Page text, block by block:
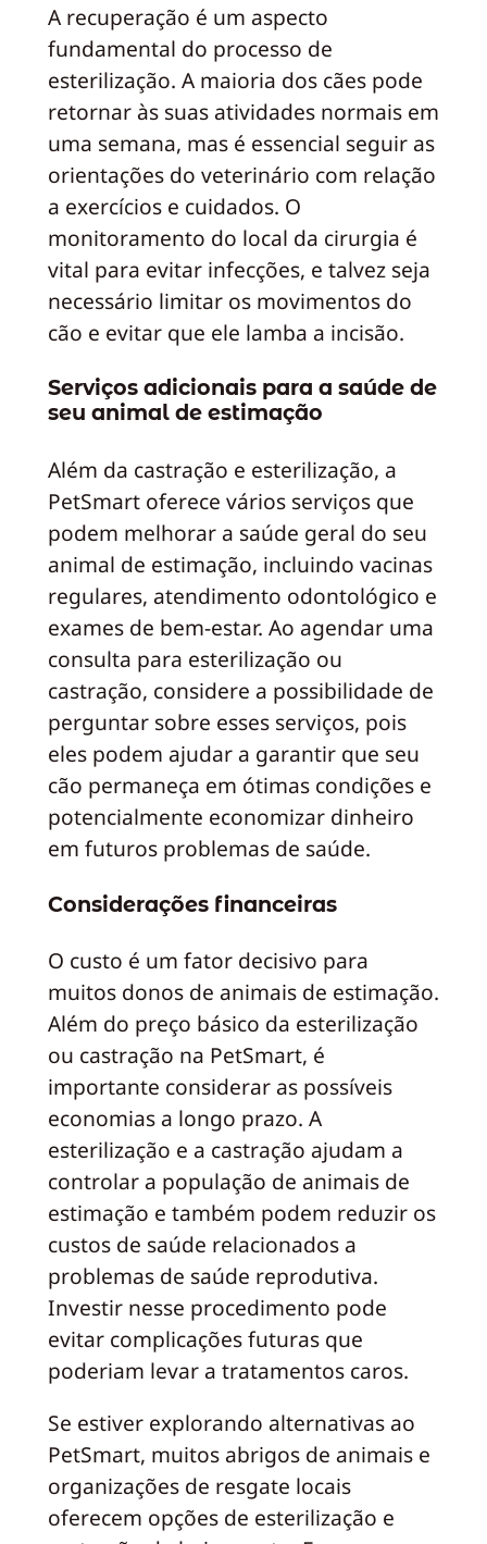
A recuperação é um aspecto
fundamental do processo de
esterilização. A maioria dos cães pode
retornar às suas atividades normais em
uma semana, mas é essencial seguir as
orientações do veterinário com relação
a exercícios e cuidados. O
monitoramento do local da cirurgia é
vital para evitar infecções, e talvez seja
necessário limitar os movimentos do
cão e evitar que ele lamba a incisão.
Serviços adicionais para a saúde de
seu animal de estimação
Além da castração e esterilização, a
PetSmart oferece vários serviços que
podem melhorar a saúde geral do seu
animal de estimação, incluindo vacinas
regulares, atendimento odontológico e
exames de bem-estar. Ao agendar uma
consulta para esterilização ou
castração, considere a possibilidade de
perguntar sobre esses serviços, pois
eles podem ajudar a garantir que seu
cão permaneça em ótimas condições e
potencialmente economizar dinheiro
em futuros problemas de saúde.
Considerações financeiras
O custo é um fator decisivo para
muitos donos de animais de estimação.
Além do preço básico da esterilização
ou castração na PetSmart, é
importante considerar as possíveis
economias a longo prazo. A
esterilização e a castração ajudam a
controlar a população de animais de
estimação e também podem reduzir os
custos de saúde relacionados a
problemas de saúde reprodutiva.
Investir nesse procedimento pode
evitar complicações futuras que
poderiam levar a tratamentos caros.
Se estiver explorando alternativas ao
PetSmart, muitos abrigos de animais e
organizações de resgate locais
oferecem opções de esterilização e